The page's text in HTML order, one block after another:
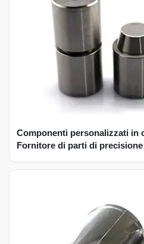
Componenti personalizzati in
Fornitore di parti di precisione